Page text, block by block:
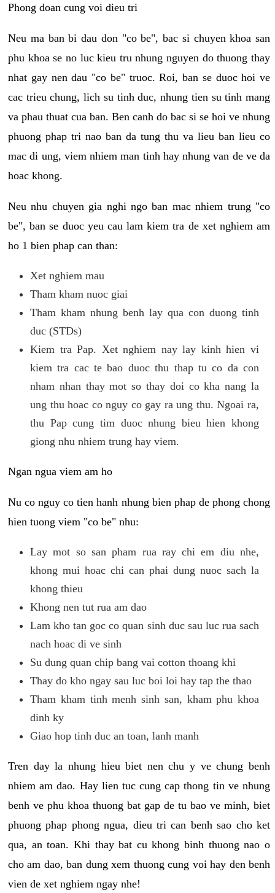
Phong doan cung voi dieu tri
Neu ma ban bi dau don "co be", bac si chuyen khoa san
phu khoa se no luc kieu tru nhung nguyen do thuong thay
nhat gay nen dau "co be" truoc. Roi, ban se duoc hoi ve
cac trieu chung, lich su tinh duc, nhung tien su tinh mang
va phau thuat cua ban. Ben canh do bac si se hoi ve nhung
phuong phap tri nao ban da tung thu va lieu ban lieu co
mac di ung, viem nhiem man tinh hay nhung van de ve da
hoac khong.
Neu nhu chuyen gia nghi ngo ban mac nhiem trung "co
be", ban se duoc yeu cau lam kiem tra de xet nghiem am
ho 1 bien phap can than:
Xet nghiem mau
Tham kham nuoc giai
Tham kham nhung benh lay qua con duong tinh
duc (STDs)
Kiem tra Pap. Xet nghiem nay lay kinh hien vi
kiem tra cac te bao duoc thu thap tu co da con
nham nhan thay mot so thay doi co kha nang la
ung thu hoac co nguy co gay ra ung thu. Ngoai ra,
thu Pap cung tim duoc nhung bieu hien khong
giong nhu nhiem trung hay viem.
Ngan ngua viem am ho
Nu co nguy co tien hanh nhung bien phap de phong chong
hien tuong viem "co be" nhu:
Lay mot so san pham rua ray chi em diu nhe,
khong mui hoac chi can phai dung nuoc sach la
khong thieu
Khong nen tut rua am dao
Lam kho tan goc co quan sinh duc sau luc rua sach
nach hoac di ve sinh
Su dung quan chip bang vai cotton thoang khi
Thay do kho ngay sau luc boi loi hay tap the thao
Tham kham tinh menh sinh san, kham phu khoa
dinh ky
Giao hop tinh duc an toan, lanh manh
Tren day la nhung hieu biet nen chu y ve chung benh
nhiem am dao. Hay lien tuc cung cap thong tin ve nhung
benh ve phu khoa thuong bat gap de tu bao ve minh, biet
phuong phap phong ngua, dieu tri can benh sao cho ket
qua, an toan. Khi thay bat cu khong binh thuong nao o
cho am dao, ban dung xem thuong cung voi hay den benh
vien de xet nghiem ngay nhe!